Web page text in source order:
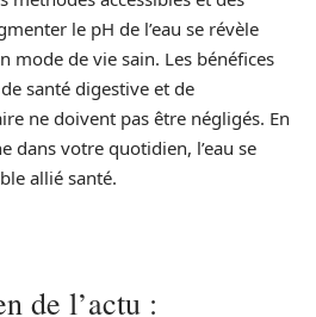
le pH de l’eau se révèle
mode de vie sain. Les bénéfices
santé digestive et de
ne doivent pas être négligés. En
dans votre quotidien, l’eau se
allié santé.
de l’actu :